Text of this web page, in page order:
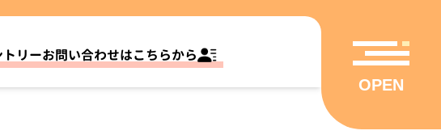
トリーお問い合わせはこちらから
OPEN